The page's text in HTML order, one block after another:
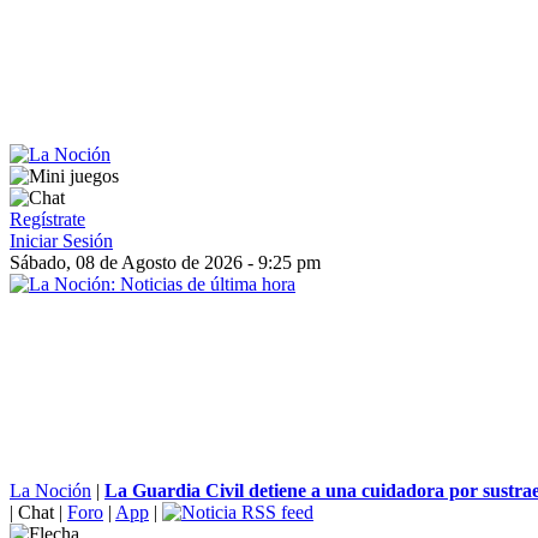
Regístrate
Iniciar Sesión
Sábado, 08 de Agosto de 2026 - 9:25 pm
La Noción | La Guardia Civil detiene a una cuidadora por
| Chat | Foro | App |